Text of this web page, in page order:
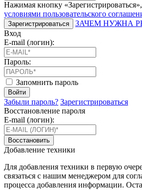
Нажимая кнопку
условиями пользовательского
Зарегистрироваться
ЗАЧЕМ НУЖНА
Вход
E-mail (логин):
Пароль:
Запомнить пароль
Войти
Забыли пароль? Зарегистрироваться
Восстановление пароля
E-mail (логин):
Восстановить
Добавление техники
Для добавления техники в первую
связаться с нашим менеджером для
процесса добавления информации.